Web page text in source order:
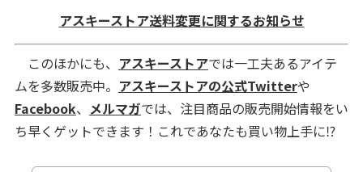
アスキーストア送料変更に関するお知らせ
このほかにも、 アスキーストアでは一工夫あるアイテ
ムを多数販売中。 アスキーストアの公式Twitterや
Facebook、 メルマガでは、注目商品の販売開始情報をい
ち早くゲットできます！これであなたも買い物上手に⁉